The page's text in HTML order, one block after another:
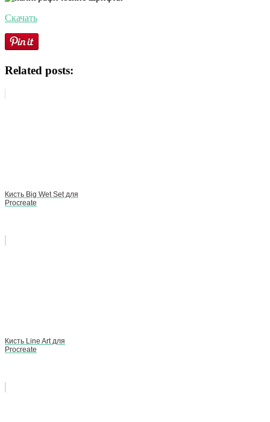
Скачать
Related posts:
Кисть Big Wet Set для
Procreate
Кисть Line Art для
Procreate